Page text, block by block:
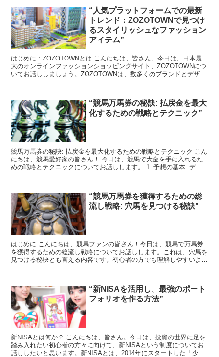
“人気プラットフォームでの最新
トレンド：ZOZOTOWNで見つけ
るスタイリッシュなファッション
アイテム”
はじめに：ZOZOTOWNとは こんにちは、皆さん。今日は、日本最
大のオンラインファッションショッピングサイト、ZOZOTOWNにつ
いてお話ししましょう。ZOZOTOWNは、数多くのブランドとデザイ
“競馬万馬券の秘訣: 払戻金を最大
化するための戦略とテクニック”
競馬万馬券の秘訣: 払戻金を最大化するための戦略とテクニック こん
にちは、競馬愛好家の皆さん！ 今日は、競馬で大金を手に入れるた
めの戦略とテクニックについてお話しします。 1. 予想の基本: デー
“競馬万馬券を獲得するための総
流し戦略: 穴馬を見つける秘訣”
はじめに こんにちは、競馬ファンの皆さん！今日は、競馬で万馬券
を獲得するための総流し戦略についてお話しします。これは、穴馬を
見つける秘訣とも言える内容です。初心者の方でも理解しやすいよう
“新NISAを活用し、最強のポート
フォリオを作る方法”
新NISAとは何か？ こんにちは、皆さん。今日は、投資の世界に足を
踏み入れたい初心者の方々に向けて、新NISAという制度についてお
話ししたいと思います。新NISAとは、2014年にスタートした「少額